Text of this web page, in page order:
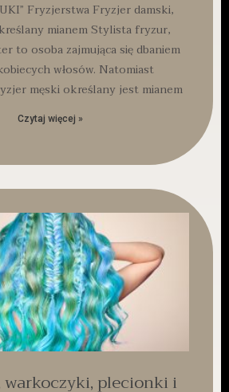
Fryzjerstwa Fryzjer damski,
mianem Stylista fryzur,
to osoba zajmująca się dbaniem
włosów. Natomiast
męski określany jest mianem
Czytaj więcej »
warkoczyki, plecionki i